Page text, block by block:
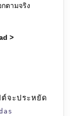
กตามจริง
>
จะประหยัด